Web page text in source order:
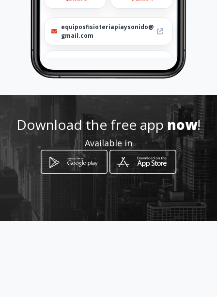
equiposfisioteriapiaysonido@
gmail.com
Location
How to get
Diagonal 15 55 56
Download the free appnow!
Available in